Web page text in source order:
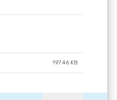
197.46 KB